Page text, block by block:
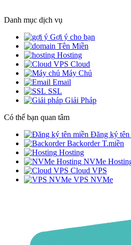
Danh mục dịch vụ
Gợi ý cho bạn
Tên Miền
Hosting
Cloud
Máy Chủ
Email
SSL
Giải Pháp
Có thể bạn quan tâm
Đăng ký tên
Backorder T.miền
Hosting
NVMe
Cloud VPS
VPS NVMe